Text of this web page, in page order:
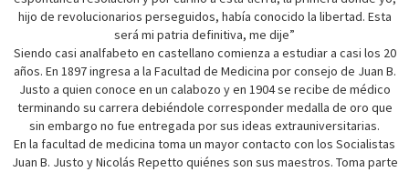
hijo de revolucionarios perseguidos, había conocido la libertad. Esta
será mi patria definitiva, me dije”
Siendo casi analfabeto en castellano comienza a estudiar a casi los 20
años. En 1897 ingresa a la Facultad de Medicina por consejo de Juan B.
Justo a quien conoce en un calabozo y en 1904 se recibe de médico
terminando su carrera debiéndole corresponder medalla de oro que
sin embargo no fue entregada por sus ideas extrauniversitarias.
En la facultad de medicina toma un mayor contacto con los Socialistas
Juan B. Justo y Nicolás Repetto quiénes son sus maestros. Toma parte